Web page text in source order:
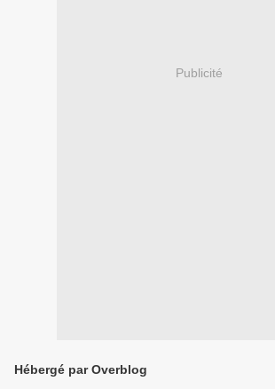
Publicité
Hébergé par Overblog